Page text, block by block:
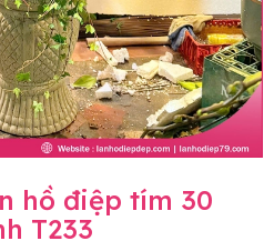
hồ điệp tím 30
T233